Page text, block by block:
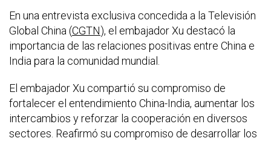
En una entrevista exclusiva concedida a la Televisión
Global China (CGTN), el embajador Xu destacó la
importancia de las relaciones positivas entre China e
India para la comunidad mundial.
El embajador Xu compartió su compromiso de
fortalecer el entendimiento China-India, aumentar los
intercambios y reforzar la cooperación en diversos
sectores. Reafirmó su compromiso de desarrollar los